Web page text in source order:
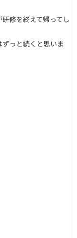
修を終えて帰ってし
っと続くと思いま